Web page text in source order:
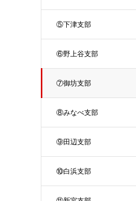
⑤下津支部
⑥野上谷支部
⑦御坊支部
⑧みなべ支部
⑨田辺支部
⑩白浜支部